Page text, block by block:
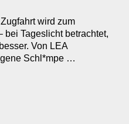
wird zum
bei Tageslicht betrachtet,
Von LEA
Schl*mpe …